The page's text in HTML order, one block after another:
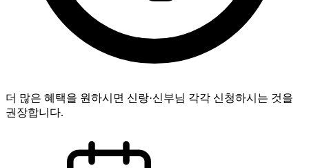
더 많은 혜택을 원하시면 신랑·신부님 각각 신청하시는 것을
권장합니다.